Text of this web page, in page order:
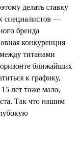
делать ставку
специалистов —
бренда
конкуренция
титанами
ближайших
к графику,
лет тоже мало,
Так что нашим